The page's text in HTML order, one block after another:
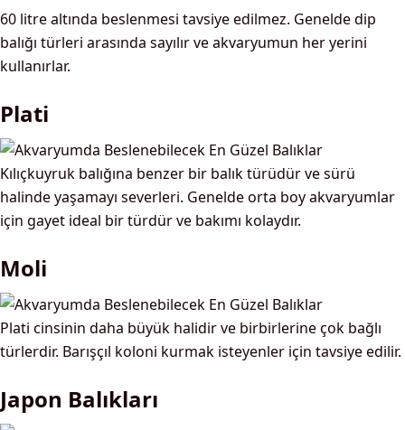
60 litre altında beslenmesi tavsiye edilmez. Genelde dip
balığı türleri arasında sayılır ve akvaryumun her yerini
kullanırlar.
Plati
Kılıçkuyruk balığına benzer bir balık türüdür ve sürü
halinde yaşamayı severleri. Genelde orta boy akvaryumlar
için gayet ideal bir türdür ve bakımı kolaydır.
Moli
Plati cinsinin daha büyük halidir ve birbirlerine çok bağlı
türlerdir. Barışçıl koloni kurmak isteyenler için tavsiye edilir.
Japon Balıkları